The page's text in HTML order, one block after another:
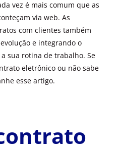
vez é mais comum que as
via web. As
com clientes também
e integrando o
sua rotina de trabalho. Se
eletrônico ou não sabe
esse artigo.